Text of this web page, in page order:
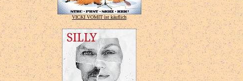
VICKI VOMIT ist käuflich